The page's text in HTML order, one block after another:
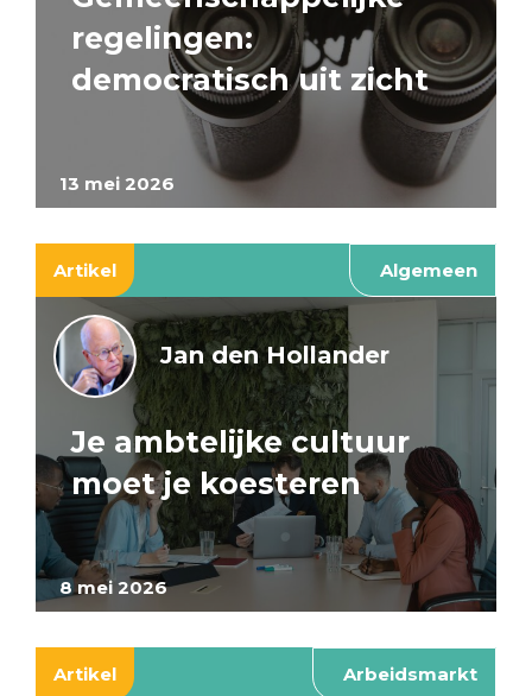
13 mei 2026
regelingen:
democratisch uit zicht
Artikel Algemeen
8 mei 2026
Jan den Hollander
Je ambtelijke cultuur
moet je koesteren
Artikel Arbeidsmarkt